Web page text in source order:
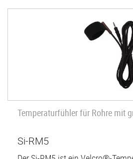
Temperaturfühler für Rohre mit
Si-RM5